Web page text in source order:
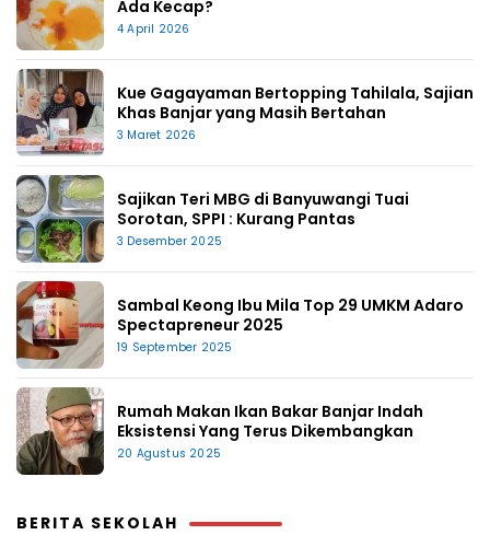
Ada Kecap?
4 April 2026
Kue Gagayaman Bertopping Tahilala, Sajian
Khas Banjar yang Masih Bertahan
3 Maret 2026
Sajikan Teri MBG di Banyuwangi Tuai
Sorotan, SPPI : Kurang Pantas
3 Desember 2025
Sambal Keong Ibu Mila Top 29 UMKM Adaro
Spectapreneur 2025
19 September 2025
Rumah Makan Ikan Bakar Banjar Indah
Eksistensi Yang Terus Dikembangkan
20 Agustus 2025
BERITA SEKOLAH